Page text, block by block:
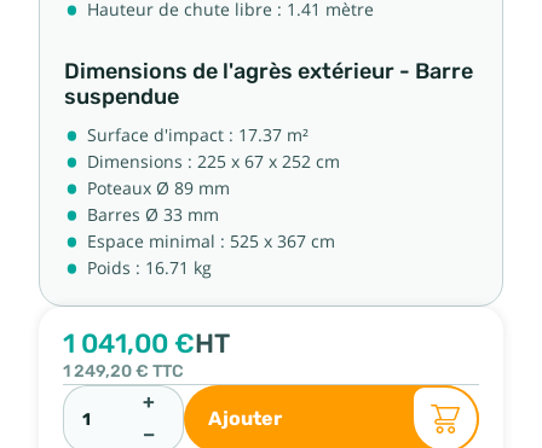
Hauteur de chute libre : 1.41 mètre
Dimensions de l'agrès extérieur - Barre
suspendue
Surface d'impact : 17.37 m²
Dimensions : 225 x 67 x 252 cm
Poteaux Ø 89 mm
Barres Ø 33 mm
Espace minimal : 525 x 367 cm
Poids : 16.71 kg
1 041,00 €HT
1 249,20 € TTC
+
−
Ajouter